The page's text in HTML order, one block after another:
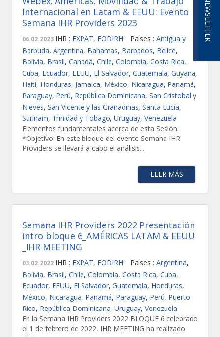
NEWSLETTER
Internacional en Latam & EEUU: Evento
Semana IHR Providers 2023
06.02.2023 IHR : EXPAT, FODIRH Paises : Antigua y
Barbuda, Argentina, Bahamas, Barbados, Belice,
Bolivia, Brasil, Canadá, Chile, Colombia, Costa Rica,
Cuba, Ecuador, EEUU, El Salvador, Guatemala, Guyana,
Haití, Honduras, Jamaica, México, Nicaragua, Panamá,
Paraguay, Perú, República Dominicana, San Cristobal y
Nieves, San Vicente y las Granadinas, Santa Lucía,
Surinam, Trinidad y Tobago, Uruguay, Venezuela
Elementos fundamentales acerca de esta Sesión:
*Objetivo: En este bloque del evento Semana IHR
Providers se llevará a cabo el análisis...
LEER MÁS
Semana IHR Providers 2022 Presentación
intro bloque 6_AMÉRICAS LATAM & EEUU
_IHR MEETING
03.02.2022 IHR : EXPAT, FODIRH Paises : Argentina,
Bolivia, Brasil, Chile, Colombia, Costa Rica, Cuba,
Ecuador, EEUU, El Salvador, Guatemala, Honduras,
México, Nicaragua, Panamá, Paraguay, Perú, Puerto
Rico, República Dominicana, Uruguay, Venezuela
En la Semana IHR Providers 2022 BLOQUE 6 celebrado
el 1 de febrero de 2022, IHR MEETING ha realizado